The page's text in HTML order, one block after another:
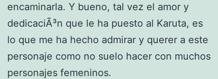
encaminarla. Y bueno, tal vez el amor y
dedicaciÃ³n que le ha puesto al Karuta, es
lo que me ha hecho admirar y querer a este
personaje como no suelo hacer con muchos
personajes femeninos.